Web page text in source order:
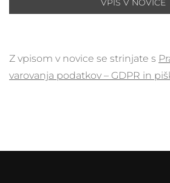
Z vpisom v novice se strinjate s
varovanja podatkov – GDPR in